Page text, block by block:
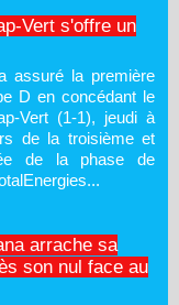
Vert s'offre un
assuré la première
D en concédant le
Vert (1-1), jeudi à
de la troisième et
de la phase de
arrache sa
son nul face au